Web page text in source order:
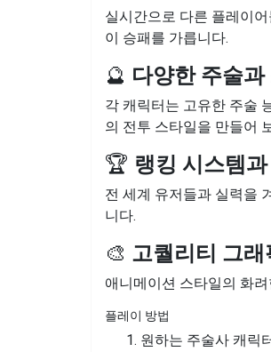
실시간으로 다른 플레이
이 승패를 가릅니다.
🔮 다양한 주술
각 캐릭터는 고유한 주술
의 전투 스타일을 만들어
🏆 랭킹 시스템
전 세계 유저들과 실력을
니다.
🎨 고퀄리티 그
애니메이션 스타일의 화
플레이 방법
원하는 주술사 캐릭